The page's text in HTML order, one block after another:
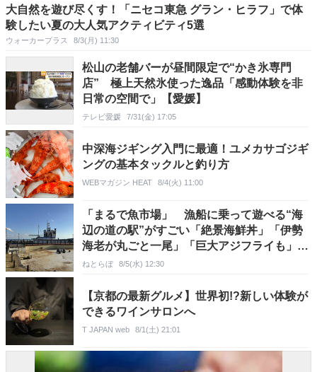
大自然を遊び尽くす！「ニセコ東急 グラン・ヒラフ」で体
験したい夏の大人気アクティビティ5選
ウォーカープラス 8/3(月) 11:30
松山の老舗バーが昼間限定で“かき氷専門
店” 極上天然氷使った逸品「感動体験を非
日常の空間で」【愛媛】
テレビ愛媛 7/31(金) 17:05
中深海ジギング入門に最適！ユメカサゴジギ
ングの基本タックルと釣り方
WEBマガジン HEAT 8/4(火) 11:00
「まるで魚市場」 漁船に乗って遊べる“海
辺の道の駅”がすごい「絶景海鮮丼」「伊勢
海老が丸ごと一尾」「巨大アジフライも」
【実地レポート】
ねとらぼ 8/5(水) 12:30
【京都の最新グルメ】世界初!?新しい体験が
できるワインサロンへ
T JAPAN web 8/1(土) 21:01